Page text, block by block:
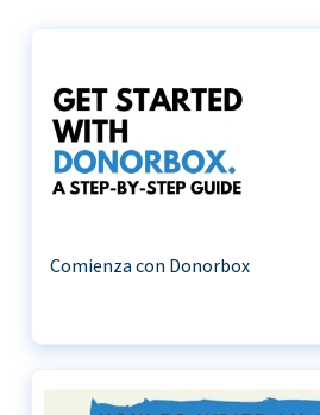
Comienza con Donorbox